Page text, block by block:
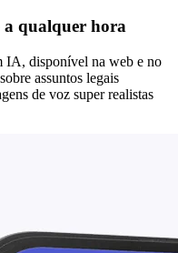
qualquer hora
IA, disponível na web e no
assuntos legais
de voz super realistas